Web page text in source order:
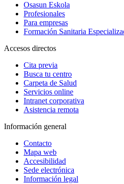
Osasun Eskola
Profesionales
Para empresas
Formación Sanitaria
Accesos directos
Cita previa
Busca tu centro
Carpeta de Salud
Servicios online
Intranet corporativa
Asistencia remota
Información general
Contacto
Mapa web
Accesibilidad
Sede electrónica
Información legal